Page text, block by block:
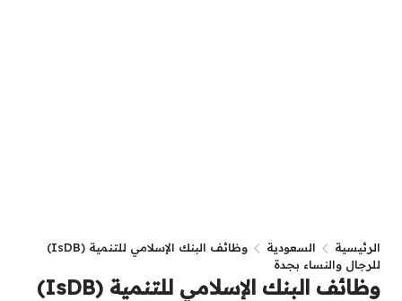
الرئيسية السعودية
وظائف البنك الإسلامي للتنمية (IsDB)
للرجال والنساء بجدة
وظائف البنك الإسلامي للتنمية (IsDB)